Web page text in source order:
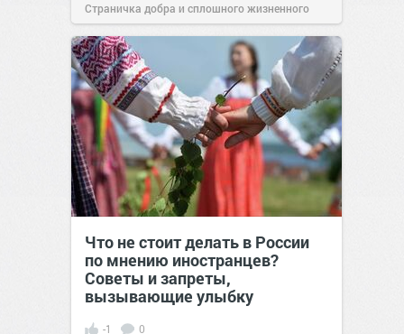
Страничка добра и сплошного жизненного
позитива!00:2907 авг 2026
Что не стоит делать в России
по мнению иностранцев?
Советы и запреты,
вызывающие улыбку
-1 0